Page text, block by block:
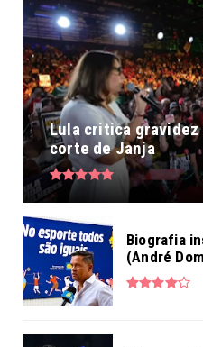
Lula critica gravidez
corte de Janja
Biografia
(André